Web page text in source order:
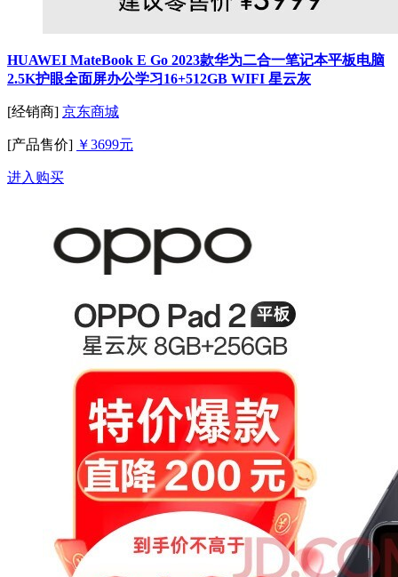
HUAWEI MateBook E Go 2023款华为二合一笔记本平板电脑
2.5K护眼全面屏办公学习16+512GB WIFI 星云灰
[经销商] 京东商城
[产品售价] ￥3699元
进入购买